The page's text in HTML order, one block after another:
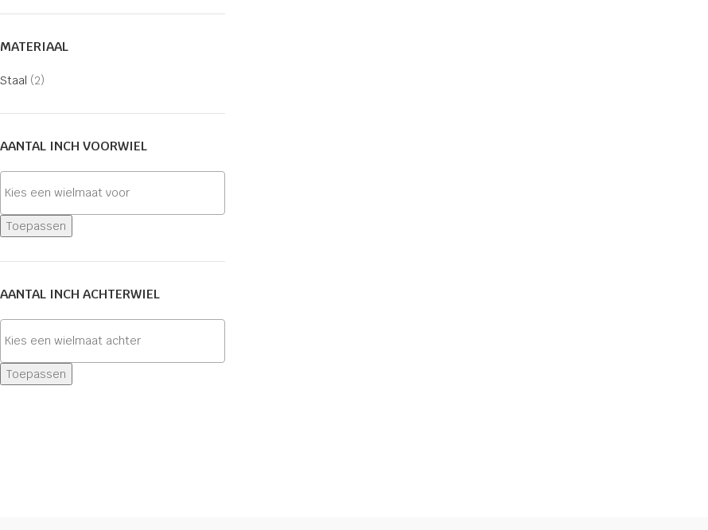
MATERIAAL
Staal (2)
AANTAL INCH VOORWIEL
Toepassen
AANTAL INCH ACHTERWIEL
Toepassen